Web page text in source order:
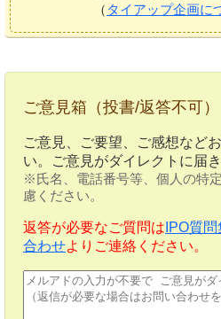
（ タイアップ企画に
ご意見箱（投書/返答不可）
ご意見、ご要望、ご感想など
い。ご意見がダイレクトに届き
※氏名、電話番号等、個人の特
慮ください。
返答が必要なご質問は IPO質
合わせよりご連絡ください。